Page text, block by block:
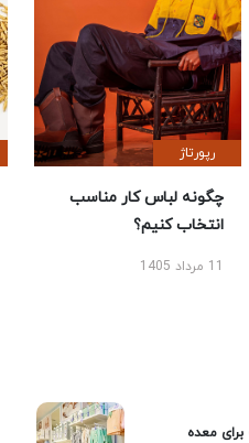
رپورتاژ
چگونه لباس کار مناسب
انتخاب کنیم؟
11 مرداد 1405
معده